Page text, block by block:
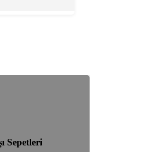
Sepetleri